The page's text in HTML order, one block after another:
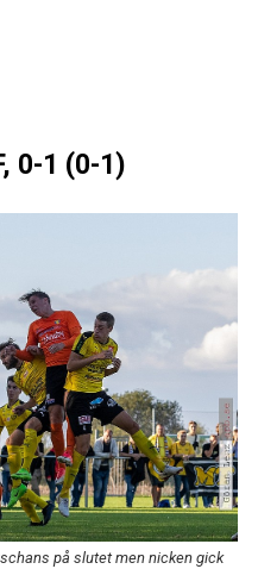
0-1 (0-1)
på slutet men nicken gick